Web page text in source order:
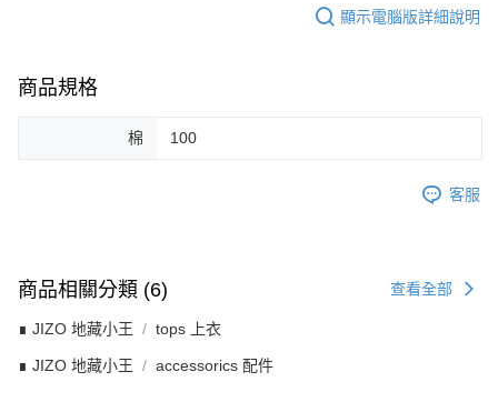
顯示電腦版詳細說明
商品規格
棉 100
客服
商品相關分類 (6) 查看全部
∎ JIZO 地藏小王 tops 上衣
∎ JIZO 地藏小王 accessorics 配件